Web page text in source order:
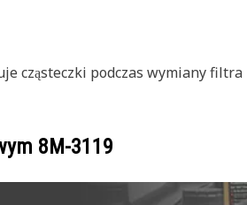
cząsteczki podczas wymiany filtra
8M-3119